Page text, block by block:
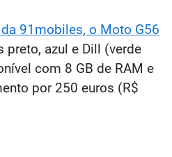
91mobiles, o Moto G56
preto, azul e Dill (verde
com 8 GB de RAM e
por 250 euros (R$